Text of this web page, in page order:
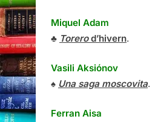
Miquel Adam
♣ Torerod’hivern.
Vasili Aksiónov
♠ Una saga moscovita.
Ferran Aisa